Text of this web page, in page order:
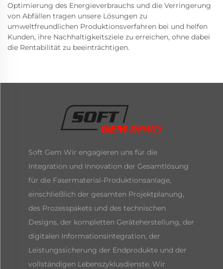
Optimierung des Energieverbrauchs und die Verringerung
von Abfällen tragen unsere Lösungen zu
umweltfreundlichen Produktionsverfahren bei und helfen
Kunden, ihre Nachhaltigkeitsziele zu erreichen, ohne dabei
die Rentabilität zu beeinträchtigen.
Soft Gem Wir engagieren uns für die
Integration und Innovation der Gesamtlösung
für die Fasermaterial-Produktionsanlage,
einschließlich der gesamten Projektplanung,
des Prozesspakets und des technischen
Designs, der kompletten Geräteherstellung, der
digitalen Informationsintegration, der
Leistungssicherung der Endprodukte und der
vollständigen Lebenszyklusdienste. Wir